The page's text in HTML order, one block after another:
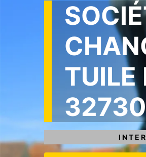
32730